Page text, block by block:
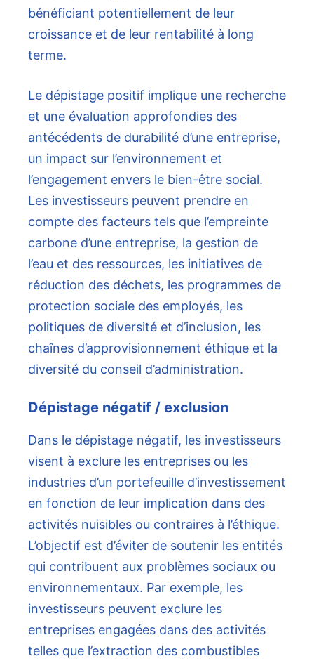
bénéficiant potentiellement de leur
croissance et de leur rentabilité à long
terme.
Le dépistage positif implique une recherche
et une évaluation approfondies des
antécédents de durabilité d’une entreprise,
un impact sur l’environnement et
l’engagement envers le bien-être social.
Les investisseurs peuvent prendre en
compte des facteurs tels que l’empreinte
carbone d’une entreprise, la gestion de
l’eau et des ressources, les initiatives de
réduction des déchets, les programmes de
protection sociale des employés, les
politiques de diversité et d’inclusion, les
chaînes d’approvisionnement éthique et la
diversité du conseil d’administration.
Dépistage négatif / exclusion
Dans le dépistage négatif, les investisseurs
visent à exclure les entreprises ou les
industries d’un portefeuille d’investissement
en fonction de leur implication dans des
activités nuisibles ou contraires à l’éthique.
L’objectif est d’éviter de soutenir les entités
qui contribuent aux problèmes sociaux ou
environnementaux. Par exemple, les
investisseurs peuvent exclure les
entreprises engagées dans des activités
telles que l’extraction des combustibles